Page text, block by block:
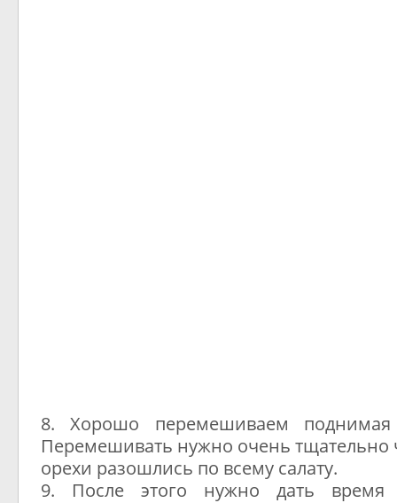
8. Хорошо перемешиваем
Перемешивать нужно очень тщательно
орехи разошлись по всему салату.
9. После этого нужно дать время